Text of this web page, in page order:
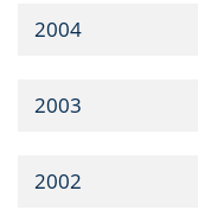
2004
2003
2002